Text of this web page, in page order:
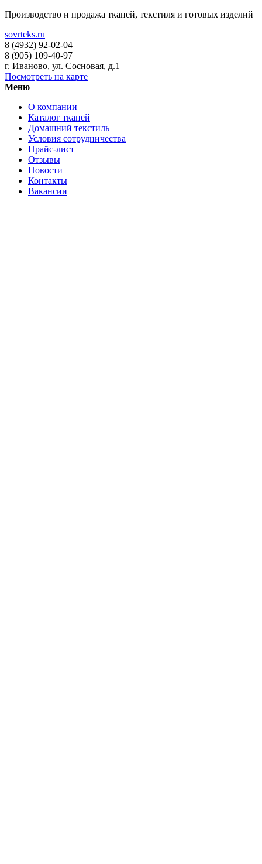
Производство и продажа тканей, текстиля и готовых изделий
sovrteks.ru
8 (4932) 92-02-04
8 (905) 109-40-97
г. Иваново, ул. Сосновая, д.1
Посмотреть на карте
Меню
О компании
Каталог тканей
Домашний текстиль
Условия сотрудничества
Прайс-лист
Отзывы
Новости
Контакты
Вакансии